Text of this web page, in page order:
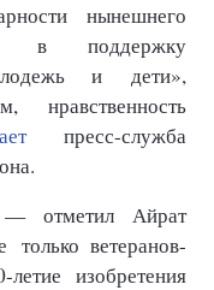
нынешнего
в поддержку
и дети»,
нравственность
пресс-служба
— отметил Айрат
ветеранов-
изобретения